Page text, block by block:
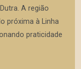
A região
próxima à Linha
praticidade